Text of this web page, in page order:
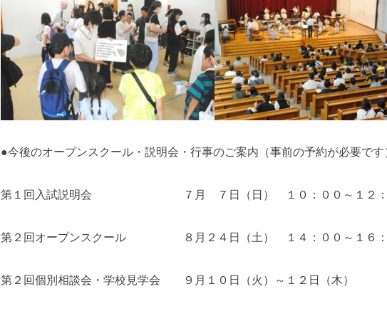
●今後のオープンスクール・説明会・行事のご案内（事前の予約が必要です
第１回入試説明会 ７月 ７日（日） １０：００～１２：
第２回オープンスクール ８月２４日（土） １４：００～１６：
第２回個別相談会・学校見学会 ９月１０日（火）～１２日（木）